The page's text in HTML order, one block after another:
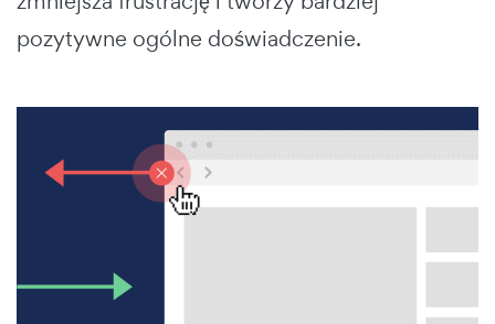
pozytywne ogólne doświadczenie.